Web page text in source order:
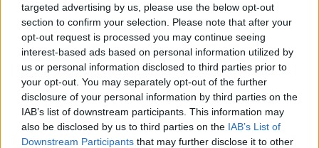
targeted advertising by us, please use the below opt-out
section to confirm your selection. Please note that after your
opt-out request is processed you may continue seeing
interest-based ads based on personal information utilized by
us or personal information disclosed to third parties prior to
your opt-out. You may separately opt-out of the further
disclosure of your personal information by third parties on the
IAB’s list of downstream participants. This information may
also be disclosed by us to third parties on the IAB’s List of
Downstream Participants that may further disclose it to other
«Μετά το 2018- 2019 αυξήθηκαν πολύ τα ζώα
στη Κρήτη. Αυξήθηκαν τόσο πολύ που έγιναν
πιο πολλά από τις μύγες! Ολόκληρη η
Θεσσαλία είχε 1,5 εκατομμύρια αιγοπρόβατα
καιη Κρήτη είχε 7,5 εκατομμύρια
αιγοπρόβατα. Πώς γινόταν η Κρήτη να έχει
τόσα ζώα; Δεν υπάρχει περίπτωση να μην